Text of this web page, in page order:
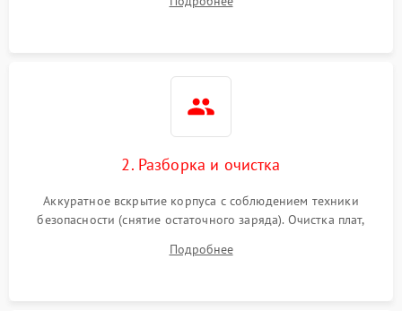
реакции ИБП на отключение основного питания без
2. Разборка и очистка
Аккуратное вскрытие корпуса с соблюдением техники
безопасности (снятие остаточного заряда). Очистка плат,
и кистей для предотвращения перегрева и замыканий.
Подробнее